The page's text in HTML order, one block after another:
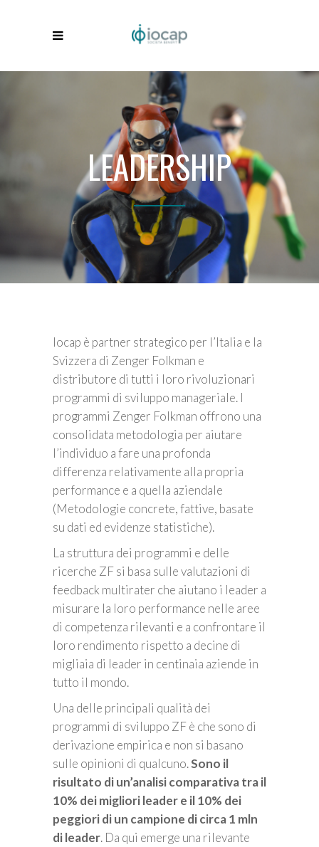
LEADERSHIP
Iocap è partner strategico per l’Italia e la
Svizzera di Zenger Folkman e
distributore di tutti i loro rivoluzionari
programmi di sviluppo manageriale. I
programmi Zenger Folkman offrono una
consolidata metodologia per aiutare
l’individuo a fare una profonda
differenza relativamente alla propria
performance e a quella aziendale
(Metodologie concrete, fattive, basate
su dati ed evidenze statistiche).
La struttura dei programmi e delle
ricerche ZF si basa sulle valutazioni di
feedback multirater che aiutano i leader a
misurare la loro performance nelle aree
di competenza rilevanti e a confrontare il
loro rendimento rispetto a decine di
migliaia di leader in centinaia aziende in
tutto il mondo.
Una delle principali qualità dei
programmi di sviluppo ZF è che sono di
derivazione empirica e non si basano
sulle opinioni di qualcuno.Sono il
risultato di un’analisi comparativa tra il
10% dei migliori leader e il 10% dei
peggiori di un campione di circa 1 mln
di leader. Da qui emerge una rilevante